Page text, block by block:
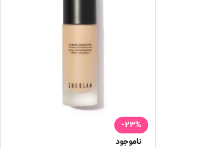
-23%
ناموجود